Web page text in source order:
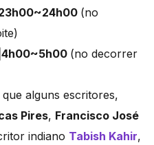
(no
(no decorrer
alguns escritores,
Pires, Francisco José
indiano Tabish Kahir,